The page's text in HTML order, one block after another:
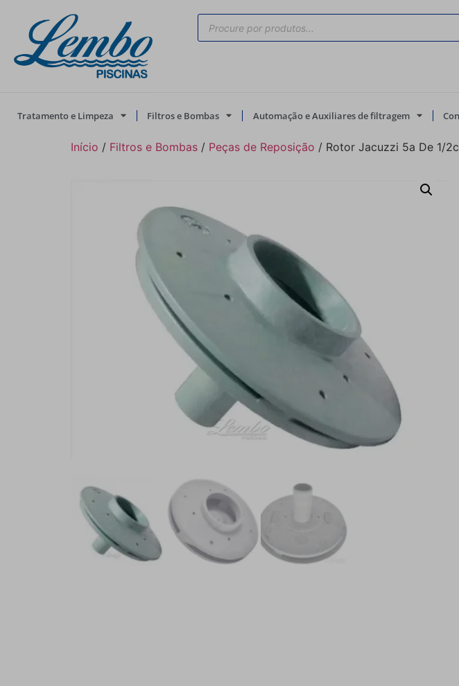
Tratamento e Limpeza Filtros e Bombas Automação e Auxiliares de filtragem
Início / Filtros e Bombas / Peças de Reposição / Rotor Jacuzzi 5a De 1/